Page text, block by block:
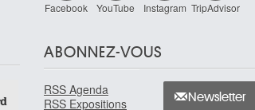
Facebook YouTube Instagram TripAdvisor
ABONNEZ-VOUS
RSS Agenda
RSS Expositions
Newsletter